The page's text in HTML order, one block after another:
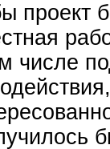
проект
числе